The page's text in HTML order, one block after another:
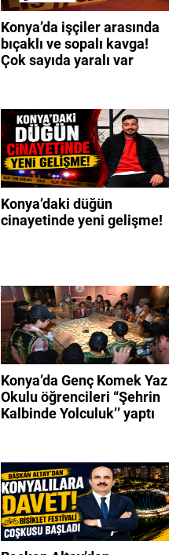
Konya’da işçiler arasında
bıçaklı ve sopalı kavga!
Çok sayıda yaralı var
Konya’daki düğün
cinayetinde yeni gelişme!
Konya’da Genç Komek Yaz
Okulu öğrencileri “Şehrin
Kalbinde Yolculuk’’ yaptı